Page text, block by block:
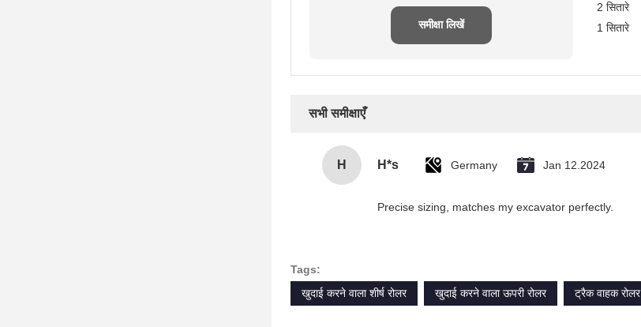
समीक्षा लिखें
2 सितारे
1 सितारे
सभी समीक्षाएँ
H H*s Germany Jan 12.2024
Precise sizing, matches my excavator perfectly.
Tags:
खुदाई करने वाला शीर्ष रोलर
खुदाई करने वाला ऊपरी रोलर ट्रैक वाहक रोलर